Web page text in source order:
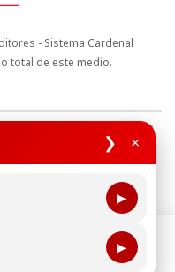
❯ ×
▶
▶
- Sistema Cardenal
total de este medio.
Autor y Propiedad Intelectual
de Tratamiento de Datos
tu experiencia de
política de uso de